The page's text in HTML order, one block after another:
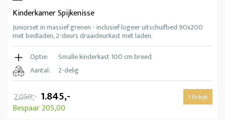
Kinderkamer Spijkenisse
Juniorset in massief grenen - inclusief logeer uitschuifbed 90x200
met bedladen, 2-deurs draaideurkast met laden.
Optie:
Smalle kinderkast 100 cm breed
Aantal:
2-delig
2.050,- 1.845,-
Bespaar 205,00
Bekijk